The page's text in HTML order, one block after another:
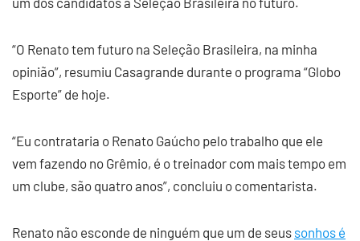
“O Renato tem futuro na Seleção Brasileira, na minha
opinião”, resumiu Casagrande durante o programa “Globo
Esporte” de hoje.
“Eu contrataria o Renato Gaúcho pelo trabalho que ele
vem fazendo no Grêmio, é o treinador com mais tempo em
um clube, são quatro anos”, concluiu o comentarista.
Renato não esconde de ninguém que um de seus sonhos é